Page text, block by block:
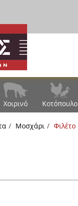
Χοιρινό Κοτόπουλο
Μοσχάρι Φιλέτο